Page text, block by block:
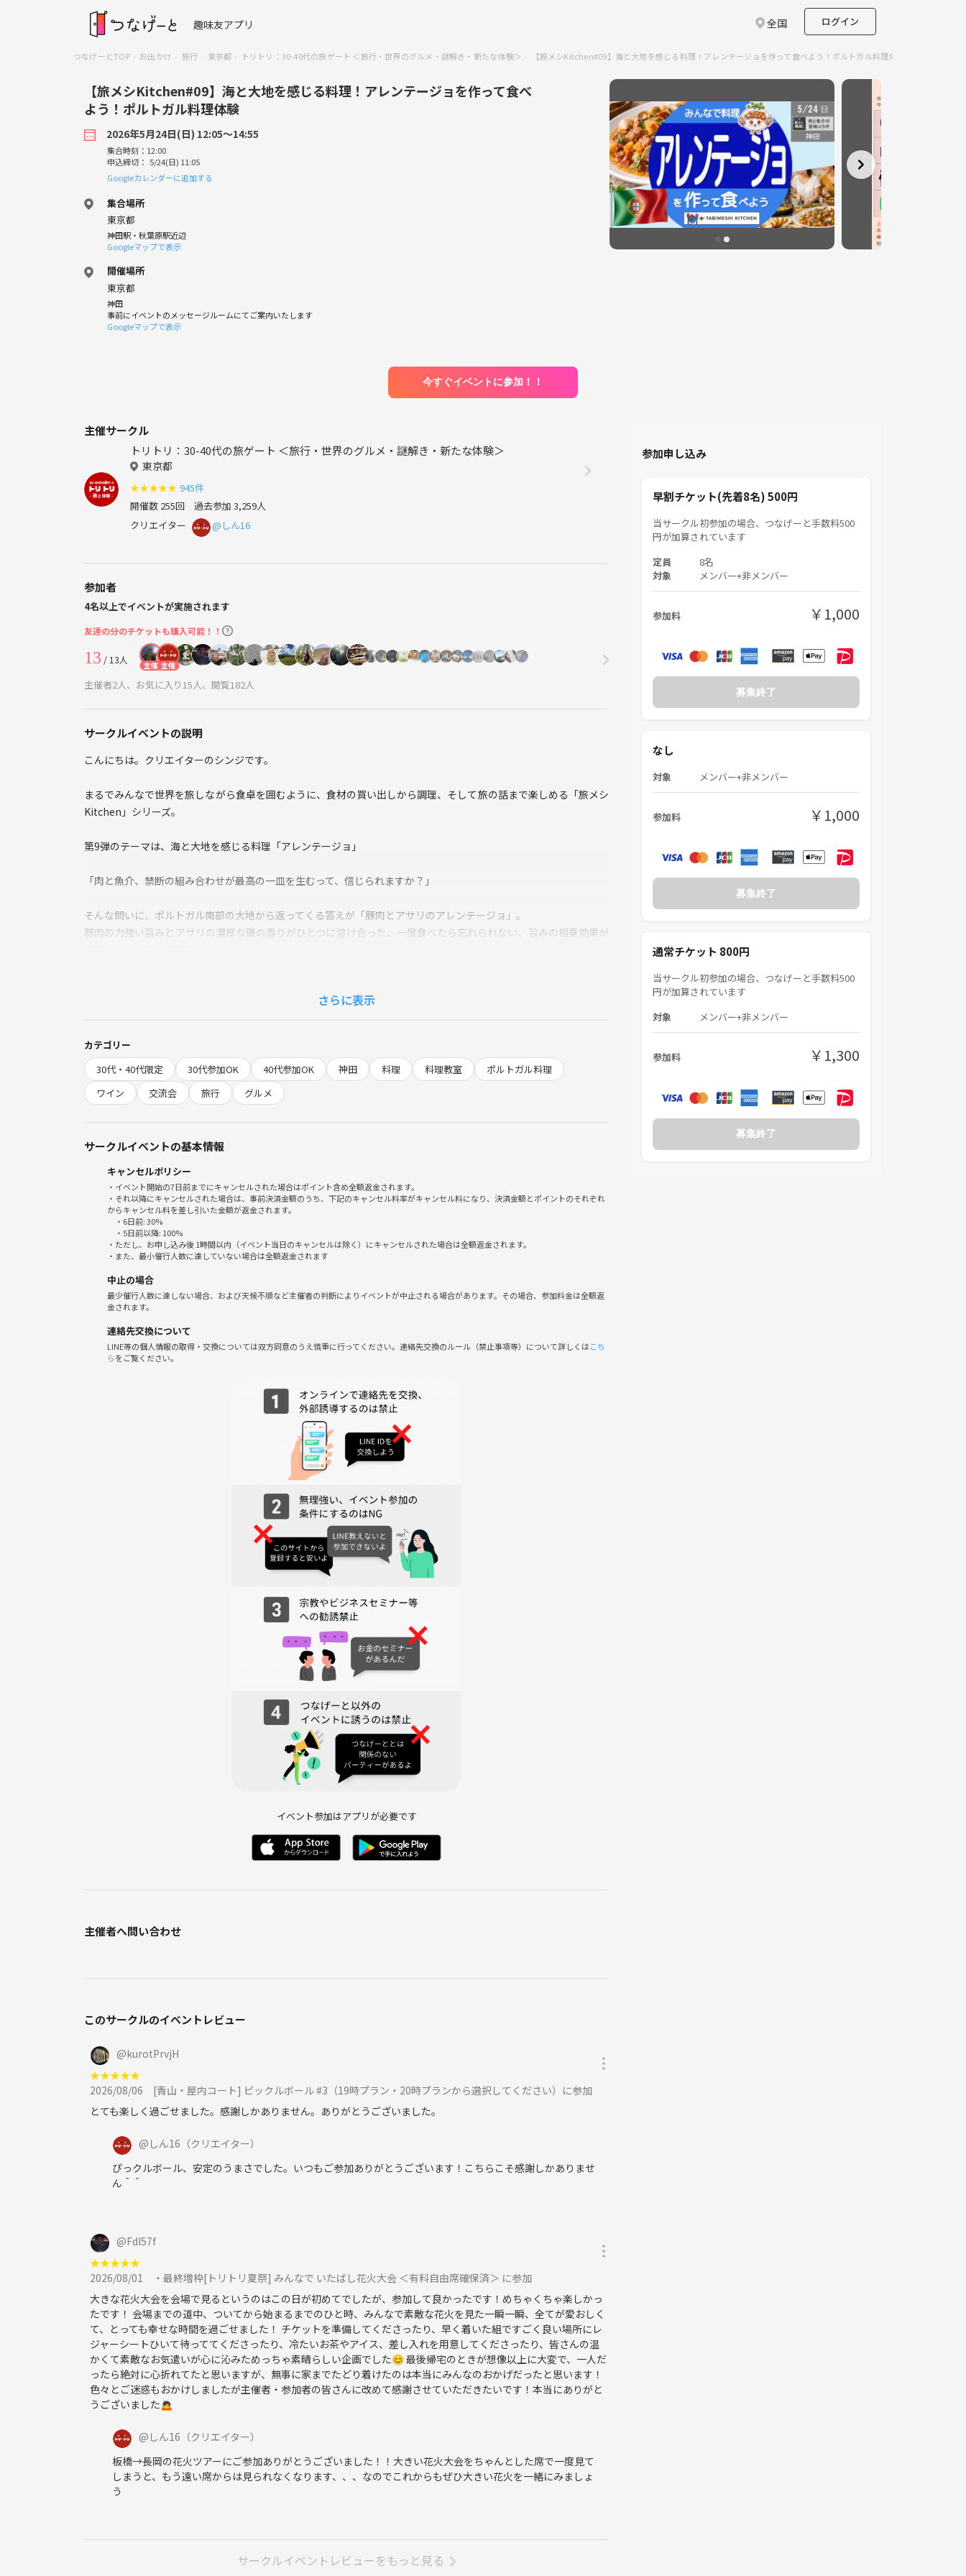
趣味友アプリ 全国 ログイン
つなげーとTOP お出かけ 旅行 東京都 トリトリ：30-40代の旅ゲート ＜旅行・世界のグルメ・謎解き・新たな体験＞ 【旅メシKitchen#09】海と大地を感じる料理！アレンテージョを作って食べよう！ポルトガル料理体験のサークルイベ
【旅メシKitchen#09】海と大地を感じる料理！アレンテージョを作って食べ
よう！ポルトガル料理体験
2026年5月24日(日) 12:05〜14:55
集合時刻：12:00
申込締切： 5/24(日) 11:05
Googleカレンダーに追加する
集合場所
東京都
神田駅・秋葉原駅近辺
Googleマップで表示
開催場所
東京都
神田
事前にイベントのメッセージルームにてご案内いたします
Googleマップで表示
今すぐイベントに参加！！
主催サークル
トリトリ：30-40代の旅ゲート ＜旅行・世界のグルメ・謎解き・新たな体験＞
東京都
★★★★★ 945件
開催数 255回 過去参加 3,259人
クリエイター
@しん16
参加者
4名以上でイベントが実施されます
友達の分のチケットも購入可能！！
13 / 13人 主催 主催
主催者2人、お気に入り15人、閲覧182人
サークルイベントの説明
こんにちは。クリエイターのシンジです。
まるでみんなで世界を旅しながら食卓を囲むように、食材の買い出しから調理、そして旅の話まで楽しめる「旅メシ
Kitchen」シリーズ。
第9弾のテーマは、海と大地を感じる料理「アレンテージョ」
「肉と魚介、禁断の組み合わせが最高の一皿を生むって、信じられますか？」
そんな問いに、ポルトガル南部の大地から返ってくる答えが「豚肉とアサリのアレンテージョ」。
豚肉の力強い旨みとアサリの濃厚な磯の香りがひとつに溶け合った、一度食べたら忘れられない、旨みの相乗効果が
保存のために漬け込んだ豚肉と、新鮮な貝を一緒に調理することで、
肉の旨みと海のだしが溶け合い、「世界一意外なのに美味しい組み合わせ」とまで言われるようになりました。
ポルトガル料理というと、魚介中心の料理を思い浮かべる方も多いかもしれません。
でも実はこの一皿は、“肉料理なのに魚介の魅力も楽しめる”アレンテージョ地方ならではの代表料理。
山の恵みと海の恵みを同時に味わえる、まさに土地の食文化を象徴する料理なんです。
にんにくの香り、白ワインの酸味、オリーブオイルのコク。
そこにアサリのだしが加わることで、まるで“肉料理と魚介料理のあいのこ”のような奥深い味わいになります🌿✨
今回はそんな「豚肉とアサリのアレンテージョ」を中心に、
豚肉を焼いて、アサリを加えて、香りが立ち上る瞬間を楽しみながら、
旅の話をしつつ味わう【旅メシKitchen】スタイルでお届けします🍷
美味しさの決め手は、しっかり焼いた豚肉と最後に加えるアサリのタイミング。
ほんの少しのコツで、おうちでも本格的なポルトガルの郷土料理を再現できますよ🐖🐚
🌟イベントの魅力
・飲んで笑って、ゆるっとホームパーティ♪
・プロじゃなくても、作るって最高に楽しい！
・世界一の◯◯料理を気軽に体験！
・え、こんなの初めて!?な料理にみんなで挑戦♪
*細かいことは未調査のため、変更・不採用の可能性があります。
🍴カルド・ヴェルデ（ポルトガルの定番スープ）
・ビール🍺、ハイボール、各種アルコール飲料等
*飲み物は12時～13時にカクヤスさんに配達してもらいます。どのタイミングで来るか読めないので、最初の1杯目を
*ビールはあまり多く準備していません。たくさん飲みたい方はご自身でご持参いただくか、イベント中に近隣のコ
食後に旅経験者から、旅の写真の共有タイムもあるかもしれません。
※会場は神田駅、徒歩4分ほどのキッチン付きレンタルスペースを予定
※各自、ゴミの持ち帰りにご協力をお願いします。
________________________________________________
＜対象年齢＞
・メインは35〜45歳、そこから拡げて 30代・40代が対象です。
・20代後半の方は、メインが30代以上であることをご理解の上でお申し込みください。
＜当日の流れ目安 （時間変更可能性あり）＞
11:15 肉のハナマサ新日本橋店集合
スーパー 肉のハナマサで買い出し
https://maps.app.goo.gl/ejPCnE7ptvnsAWyB6
11:45 レンタルスペース入室、簡単な下処理等
-本集合時間-
12:05 レンタルスペース入室・調理スタート
レシピや食材について、会場の使い方などを説明して調理スタート
これ以降、好きに飲み始めてOKです。
飲みながら調理、できあがり次第食事
食事後は、雑談や旅の話などまったりした時間を過ごしましょう
14:40 片付け、掃除
＊当日の雰囲気により前後しますが、帰るべき時間がある方はお伝えください。
＊当日、15時-18時にて同じ会場にてテーブルゲーム会を開催いたします。
さらに表示
カテゴリー
30代・40代限定
30代参加OK 40代参加OK 神田 料理 料理教室
ポルトガル料理
ワイン
交流会 旅行 グルメ
サークルイベントの基本情報
キャンセルポリシー
・イベント開始の7日前までにキャンセルされた場合はポイント含め全額返金されます。
・それ以降にキャンセルされた場合は、事前決済金額のうち、下記のキャンセル料率がキャンセル料になり、決済金額とポイントのそれぞれ
からキャンセル料を差し引いた金額が返金されます。
・6日前: 30%
・5日前以降: 100%
・ただし、お申し込み後 1時間以内（イベント当日のキャンセルは除く）にキャンセルされた場合は全額返金されます。
・また、最小催行人数に達していない場合は全額返金されます
中止の場合
最少催行人数に達しない場合、および天候不順など主催者の判断によりイベントが中止される場合があります。その場合、参加料金は全額返
金されます。
連絡先交換について
LINE等の個人情報の取得・交換については双方同意のうえ慎重に行ってください。連絡先交換のルール（禁止事項等）について詳しくはこち
らをご覧ください。
イベント参加はアプリが必要です
主催者へ問い合わせ
このサークルのイベントレビュー
@kurotPrvjH
★★★★★
2026/08/06
[青山・屋内コート] ピックルボール #3（19時プラン・20時プランから選択してください）に参加
とても楽しく過ごせました。感謝しかありません。ありがとうございました。
@ しん16 （クリエイター）
ぴっクルボール、安定のうまさでした。いつもご参加ありがとうございます！こちらこそ感謝しかありませ
ん＾＾
@FdI57f
★★★★★
2026/08/01
・最終増枠[トリトリ夏祭] みんなで いたばし花火大会 ＜有料自由席確保済＞ に参加
大きな花火大会を会場で見るというのはこの日が初めてでしたが、参加して良かったです！めちゃくちゃ楽しかっ
たです！ 会場までの道中、ついてから始まるまでのひと時、みんなで素敵な花火を見た一瞬一瞬、全てが愛おしく
て、とっても幸せな時間を過ごせました！ チケットを準備してくださったり、早く着いた組ですごく良い場所にレ
ジャーシートひいて待っててくださったり、冷たいお茶やアイス、差し入れを用意してくださったり、皆さんの温
かくて素敵なお気遣いが心に沁みためっちゃ素晴らしい企画でした😊 最後帰宅のときが想像以上に大変で、一人だ
ったら絶対に心折れてたと思いますが、無事に家までたどり着けたのは本当にみんなのおかげだったと思います！
色々とご迷惑もおかけしましたが主催者・参加者の皆さんに改めて感謝させていただきたいです！本当にありがと
うございました🙇
@ しん16 （クリエイター）
板橋→長岡の花火ツアーにご参加ありがとうございました！！大きい花火大会をちゃんとした席で一度見て
しまうと、もう遠い席からは見られなくなります、、、なのでこれからもぜひ大きい花火を一緒にみましょ
う
サークルイベントレビューをもっと見る
参加申し込み
早割チケット(先着8名) 500円
当サークル初参加の場合、つなげーと手数料500
円が加算されています
定員 8名
対象 メンバー+非メンバー
参加料 ￥1,000
募集終了
なし
対象 メンバー+非メンバー
参加料 ￥1,000
募集終了
通常チケット 800円
当サークル初参加の場合、つなげーと手数料500
円が加算されています
対象 メンバー+非メンバー
参加料 ￥1,300
募集終了